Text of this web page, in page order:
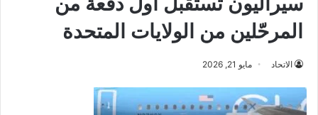
المرحّلين من الولايات المتحدة
الاتحاد مايو 21, 2026